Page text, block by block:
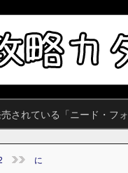
売されている「ニード・
に